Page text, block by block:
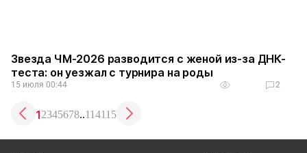
Звезда ЧМ-2026 разводится с женой из-за ДНК-
теста: он уезжал с турнира на роды
15 июля 00:44 2
12345678..114115